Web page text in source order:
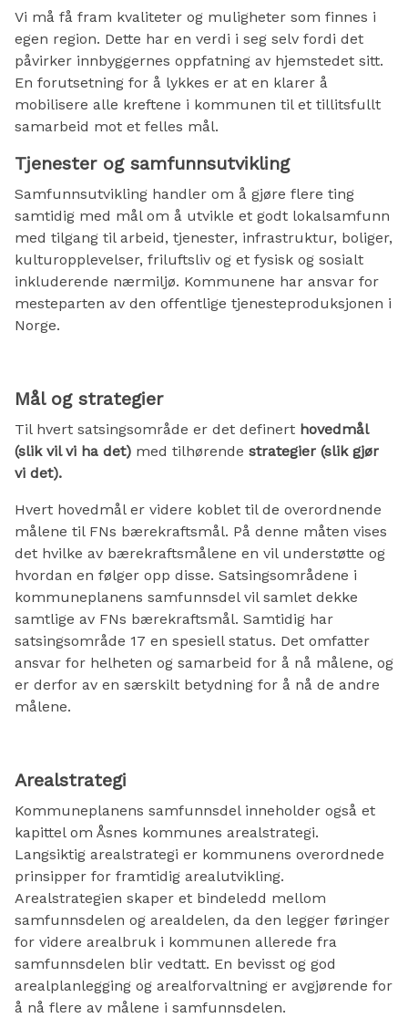
Vi må få fram kvaliteter og muligheter som finnes i
egen region. Dette har en verdi i seg selv fordi det
påvirker innbyggernes oppfatning av hjemstedet sitt.
En forutsetning for å lykkes er at en klarer å
mobilisere alle kreftene i kommunen til et tillitsfullt
samarbeid mot et felles mål.
Tjenester og samfunnsutvikling
Samfunnsutvikling handler om å gjøre flere ting
samtidig med mål om å utvikle et godt lokalsamfunn
med tilgang til arbeid, tjenester, infrastruktur, boliger,
kulturopplevelser, friluftsliv og et fysisk og sosialt
inkluderende nærmiljø. Kommunene har ansvar for
mesteparten av den offentlige tjenesteproduksjonen i
Norge.
Mål og strategier
Til hvert satsingsområde er det definert hovedmål
(slik vil vi ha det) med tilhørende strategier (slik gjør
vi det).
Hvert hovedmål er videre koblet til de overordnende
målene til FNs bærekraftsmål. På denne måten vises
det hvilke av bærekraftsmålene en vil understøtte og
hvordan en følger opp disse. Satsingsområdene i
kommuneplanens samfunnsdel vil samlet dekke
samtlige av FNs bærekraftsmål. Samtidig har
satsingsområde 17 en spesiell status. Det omfatter
ansvar for helheten og samarbeid for å nå målene, og
er derfor av en særskilt betydning for å nå de andre
målene.
Arealstrategi
Kommuneplanens samfunnsdel inneholder også et
kapittel om Åsnes kommunes arealstrategi.
Langsiktig arealstrategi er kommunens overordnede
prinsipper for framtidig arealutvikling.
Arealstrategien skaper et bindeledd mellom
samfunnsdelen og arealdelen, da den legger føringer
for videre arealbruk i kommunen allerede fra
samfunnsdelen blir vedtatt. En bevisst og god
arealplanlegging og arealforvaltning er avgjørende for
å nå flere av målene i samfunnsdelen.